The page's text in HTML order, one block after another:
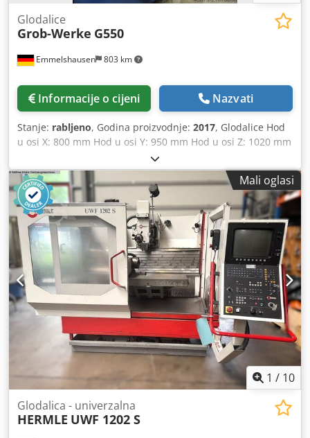
Emmelshausen 803 km
Glodalice
Grob-Werke G550
Informacije o cijeni Nazvati
Stanje: rabljeno, Godina proizvodnje: 2017, Glodalice Hod
u osi X: 800 mm Hod u osi Y: 950 mm Hod u osi Z: 1020 mm
HSC-stroj Broj osi: 5 Glodalica / obradni centar Upravljanje:
Siemens Sinumerik Prihvat vretena: HSK 100 Brzina
vretena: 6000 okr/min Raspon broja okretaja do: 6000
okr/min Veličina stola X: 770 mm Veličina stola Y: 770 mm
Maks. težina obratka: 800 kg Mjenjač alata: za 60 alata
Pogon: 32 kW Moment: 340 Nm Brzi hod: 40 m/min Brzina
posmaka: 40 mm/min Hlađenje vretena Transporter
strugotine Upravljanje Siemens 5-osni CNC univerzalni
obradni centar Codpfx Asyzw Sasm Teha Za visoko
precizne glodalne obrade najrazličitijih materijala Vrlo
stabilna izvedba za tešku obradu materijala Siemens
Sinumerik upravljanje HSK100 vreteno, idealno za obradu
čelika Visoka procesna sigurnost i pouzdanost Pogodno za
automobilsku, strojobravarsku i industriju izrade alata i
Mali oglasi
1 / 10
Glodalica - univerzalna
HERMLE UWF 1202 S